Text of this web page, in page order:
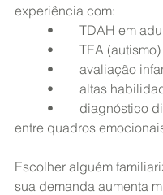
experiência com:
•	TDAH em
•	TEA
•	avaliação
•	altas
entre quadros
Escolher alguém
sua demanda aumenta